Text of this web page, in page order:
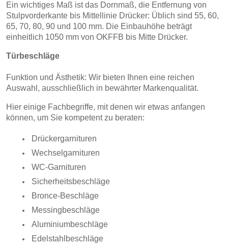
Ein wichtiges Maß ist das Dornmaß, die Entfernung von
Stulpvorderkante bis Mittellinie Drücker: Üblich sind 55, 60,
65, 70, 80, 90 und 100 mm. Die Einbauhöhe beträgt
einheitlich 1050 mm von OKFFB bis Mitte Drücker.
Türbeschläge
Funktion und Ästhetik: Wir bieten Ihnen eine reichen
Auswahl, ausschließlich in bewährter Markenqualität.
Hier einige Fachbegriffe, mit denen wir etwas anfangen
können, um Sie kompetent zu beraten:
Drückergarnituren
Wechselgarnituren
WC-Garnituren
Sicherheitsbeschläge
Bronce-Beschläge
Messingbeschläge
Aluminiumbeschläge
Edelstahlbeschläge